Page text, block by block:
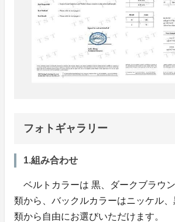
フォトギャラリー
1.組み合わせ
ベルトカラーは 黒、ダークブラウ
類から、バックルカラーはニッケル
類から自由にお選びいただけます。